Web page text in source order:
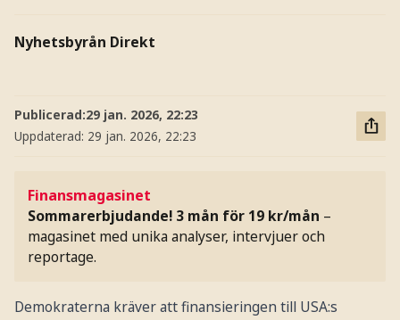
Nyhetsbyrån Direkt
Publicerad:29 jan. 2026, 22:23
Uppdaterad: 29 jan. 2026, 22:23
Finansmagasinet
Sommarerbjudande! 3 mån för 19 kr/mån –
magasinet med unika analyser, intervjuer och
reportage.
Demokraterna kräver att finansieringen till USA:s